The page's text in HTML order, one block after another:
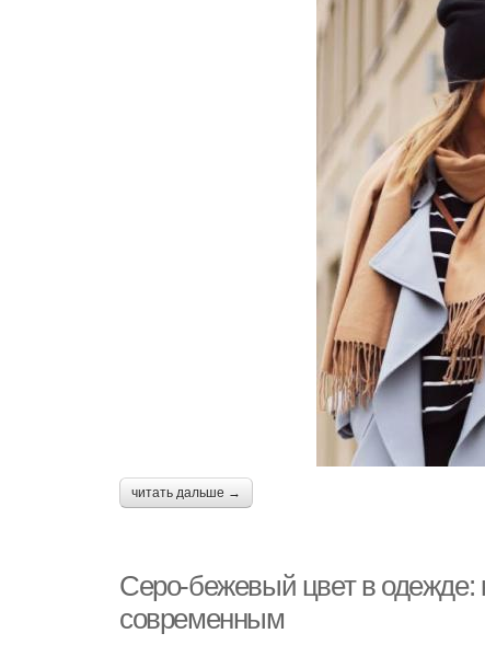
читать дальше →
Серо-бежевый цвет в одежде:
современным